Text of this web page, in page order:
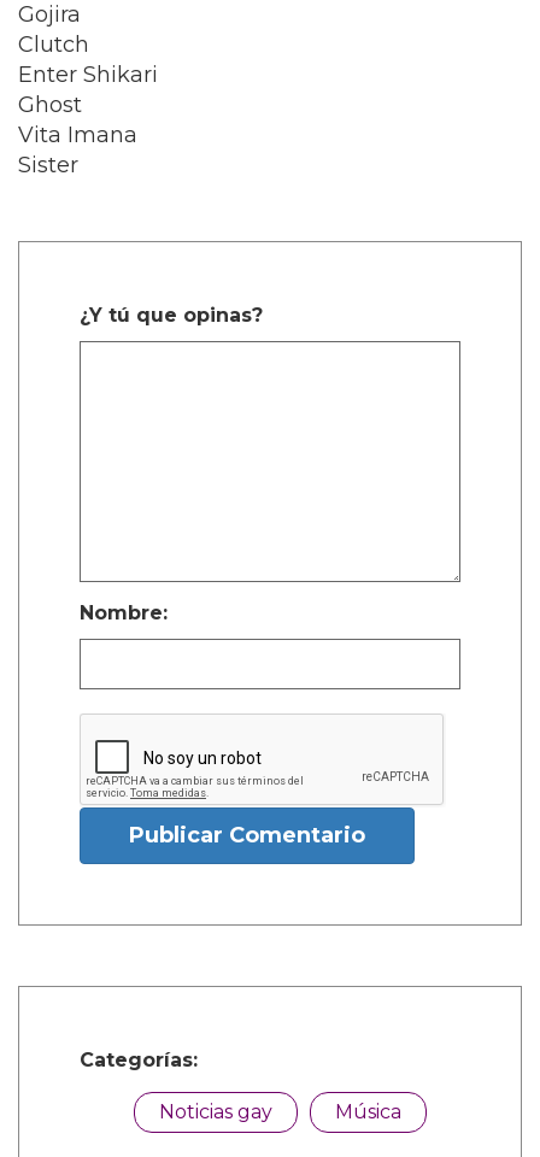
Gojira
Clutch
Enter Shikari
Ghost
Vita Imana
Sister
¿Y tú que opinas?
Nombre:
Publicar Comentario
Categorías:
Noticias gay Música